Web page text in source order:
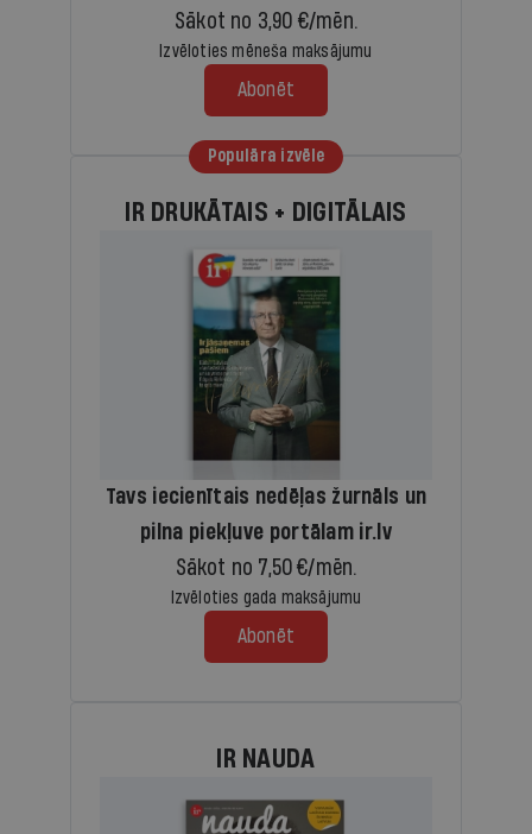
Sākot no 3,90 €/mēn.
Izvēloties mēneša maksājumu
Abonēt
Populāra izvēle
IR DRUKĀTAIS + DIGITĀLAIS
Tavs iecienītais nedēļas žurnāls un
pilna piekļuve portālam ir.lv
Sākot no 7,50 €/mēn.
Izvēloties gada maksājumu
Abonēt
IR NAUDA